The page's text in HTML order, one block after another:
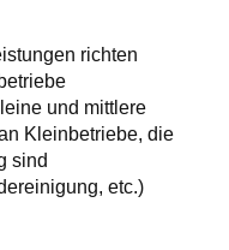
richten
und mittlere
Kleinbetriebe, die
sind
etc.)